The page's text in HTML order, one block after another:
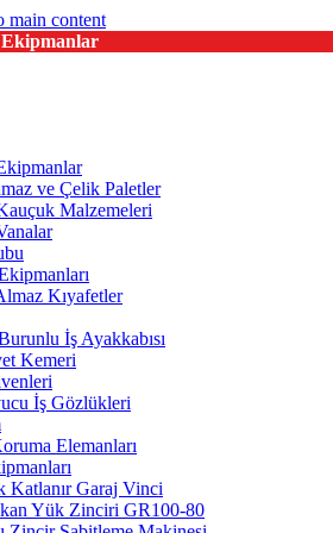
main content
ve Çelik Paletler
Malzemeleri
Kıyafetler
İş Ayakkabısı
Kemeri
İş Gözlükleri
Elemanları
Katlanır Garaj Vinci
Yük Zinciri GR100-80